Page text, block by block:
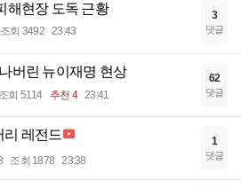
해현장 도독 근황
조회 3492 23:43
3
댓글
버린 뉴이재명 현상
조회 5114 추천 4 23:41
62
댓글
리 레전드
조회 1878 23:38
1
댓글